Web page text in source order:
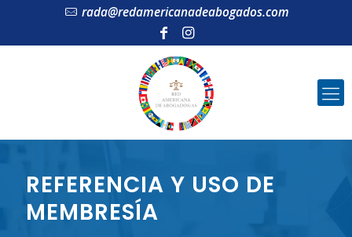
rada@redamericanadeabogados.com
REFERENCIA Y USO DE
MEMBRESÍA